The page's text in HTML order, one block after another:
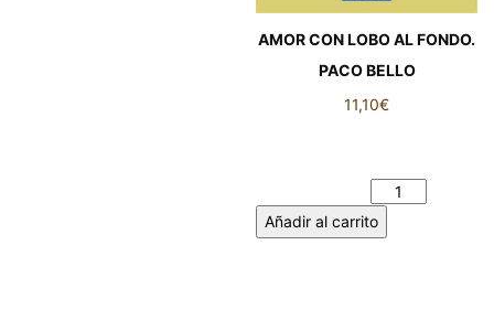
AMOR CON LOBO AL FONDO.
PACO BELLO
11,10€
Añadir al carrito